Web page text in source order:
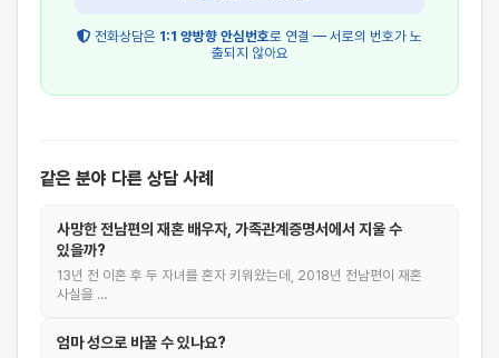
전화상담은 1:1 양방향 안심번호로 연결 — 서로의 번호가 노
출되지 않아요
같은 분야 다른 상담 사례
사망한 전남편의 재혼 배우자, 가족관계증명서에서 지울 수
있을까?
13년 전 이혼 후 두 자녀를 혼자 키워왔는데, 2018년 전남편이 재혼
사실을 …
엄마 성으로 바꿀 수 있나요?